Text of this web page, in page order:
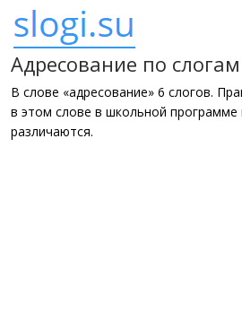
Адресование по слогам
В слове «адресование» 6 слогов.
в этом слове в школьной программе
различаются.